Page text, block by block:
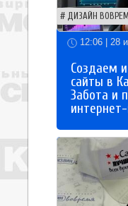
ДИЗАЙН
12:06 | 28
Создаем
сайты в
Забота и